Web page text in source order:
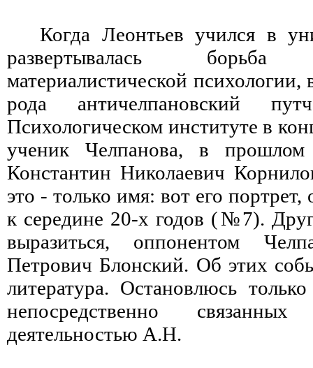
Когда Леонтьев учился в
развертывалась
материалистической психологии,
рода античелпановский
Психологическом институте в
ученик Челпанова, в
Константин Николаевич
это - только имя: вот его
к середине 20-х годов (№7).
выразиться, оппонентом
Петрович Блонский. Об этих
литература. Остановлюсь
непосредственно
деятельностью А.Н.